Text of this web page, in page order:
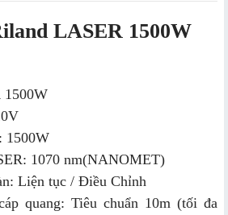
LASER 1500W
1500W
1500W
1070 nm(NANOMET)
Liện tục / Điều Chỉnh
quang: Tiêu chuẩn 10m (tối đa